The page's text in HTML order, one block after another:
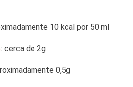
10 kcal por 50 ml
: cerca de 2g
0,5g